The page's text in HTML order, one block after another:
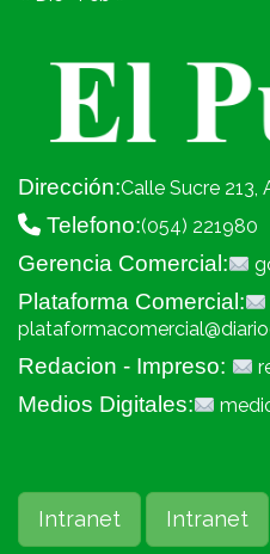
Dirección:Calle Sucre 213,
Telefono:(054) 221980
Gerencia Comercial:
Plataforma Comercial:
Redacion - Impreso:
Medios Digitales:
Intranet Intranet